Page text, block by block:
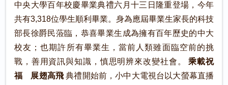
中央大學百年校慶畢業典禮六月十三日隆重登場，今年
共有3,318位學生順利畢業。身為應屆畢業生家長的科技
部長徐爵民蒞臨，恭喜畢業生成為擁有百年歷史的中大
校友；也期許所有畢業生，當前人類雖面臨空前的挑
戰，善用資訊與知識，慎思明辨來改變社會。乘載祝
福 展翅高飛典禮開始前，小中大電視台以大螢幕直播